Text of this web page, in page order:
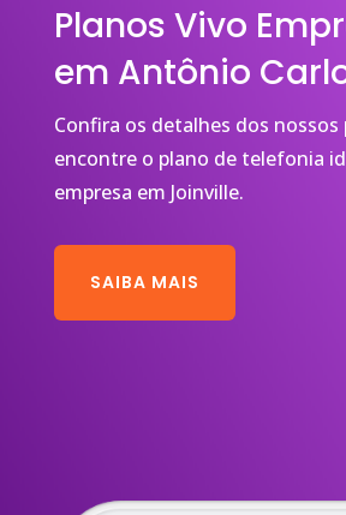
Planos Vivo
em Antônio
Confira os detalhes dos nossos
encontre o plano de telefonia
empresa em Joinville.
SAIBA MAIS